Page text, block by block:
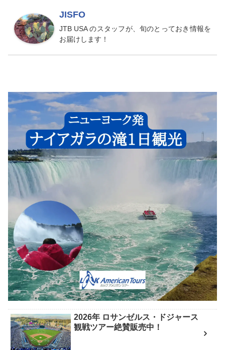
JISFO
JTB USA のスタッフが、旬のとっておき情報を
お届けします！
2026年 ロサンゼルス・ドジャース
観戦ツアー絶賛販売中！